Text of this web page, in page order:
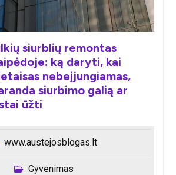
siurblių remontas
ką daryti, kai
nebeįjungiamas,
siurbimo galią ar
ūžti
www.austejosblogas.lt
Gyvenimas